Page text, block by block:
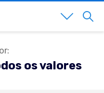
os valores